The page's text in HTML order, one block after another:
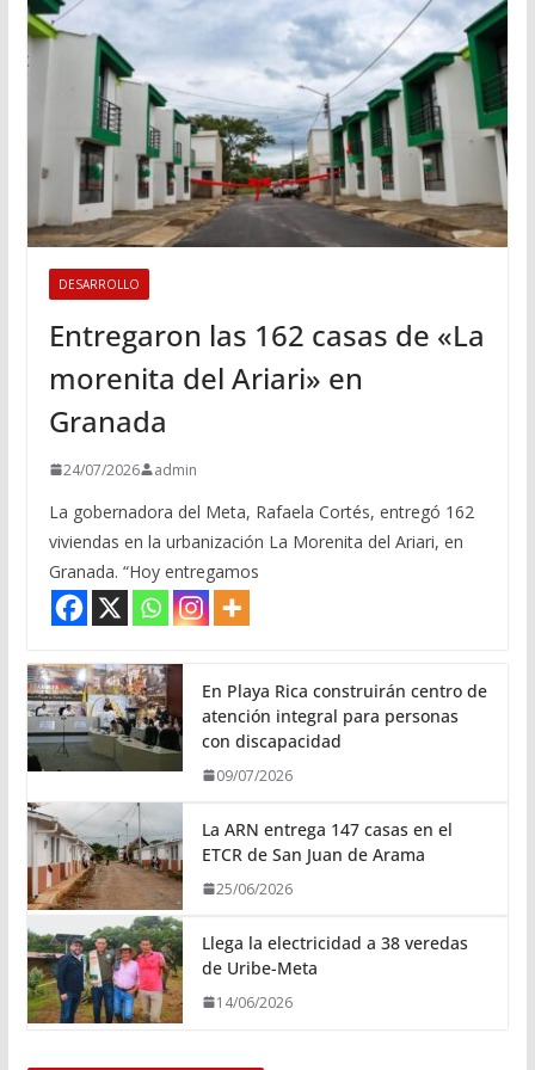
DESARROLLO
Entregaron las 162 casas de «La
morenita del Ariari» en
Granada
24/07/2026 admin
La gobernadora del Meta, Rafaela Cortés, entregó 162
viviendas en la urbanización La Morenita del Ariari, en
Granada. “Hoy entregamos
En Playa Rica construirán centro de
atención integral para personas
con discapacidad
09/07/2026
La ARN entrega 147 casas en el
ETCR de San Juan de Arama
25/06/2026
Llega la electricidad a 38 veredas
de Uribe-Meta
14/06/2026